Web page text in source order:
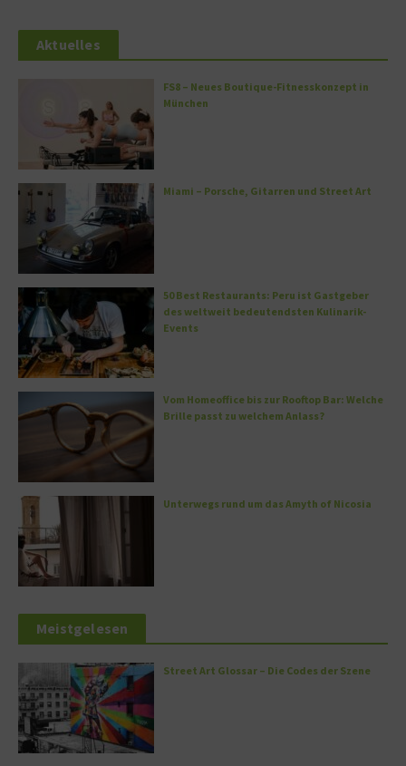
Aktuelles
FS8 – Neues Boutique-Fitnesskonzept in
München
Miami – Porsche, Gitarren und Street Art
50 Best Restaurants: Peru ist Gastgeber
des weltweit bedeutendsten Kulinarik-
Events
Vom Homeoffice bis zur Rooftop Bar: Welche
Brille passt zu welchem Anlass?
Unterwegs rund um das Amyth of Nicosia
Meistgelesen
Street Art Glossar – Die Codes der Szene